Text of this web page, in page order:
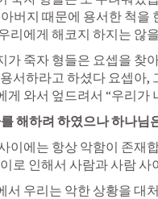
버지 때문에 용서한 척을
리에게 해코지 하지는 않
가 죽자 형들은 요셉을 찾
서하라고 하셨다 요셉아,
게 와서 엎드려서 “우리가
해하려 하였으나 하나님
이에는 항상 악함이 존재
로 인해서 사람과 사람 사
서 우리는 악한 상황을 대